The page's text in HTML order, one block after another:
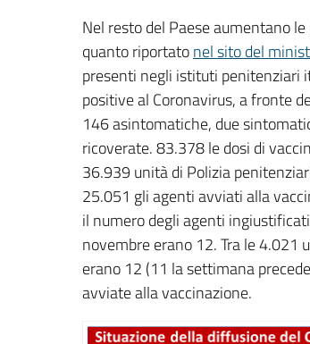
Nel resto del Paese aumentano
quanto riportatonel sito del
presenti negli istituti penitenziari
positive al Coronavirus, a fronte
146 asintomatiche, due
ricoverate. 83.378 le dosi di
36.939 unità di Polizia
25.051 gli agenti avviati alla
il numero degli agenti
novembre erano 12. Tra le
erano 12 (11 la settimana
avviate alla vaccinazione.